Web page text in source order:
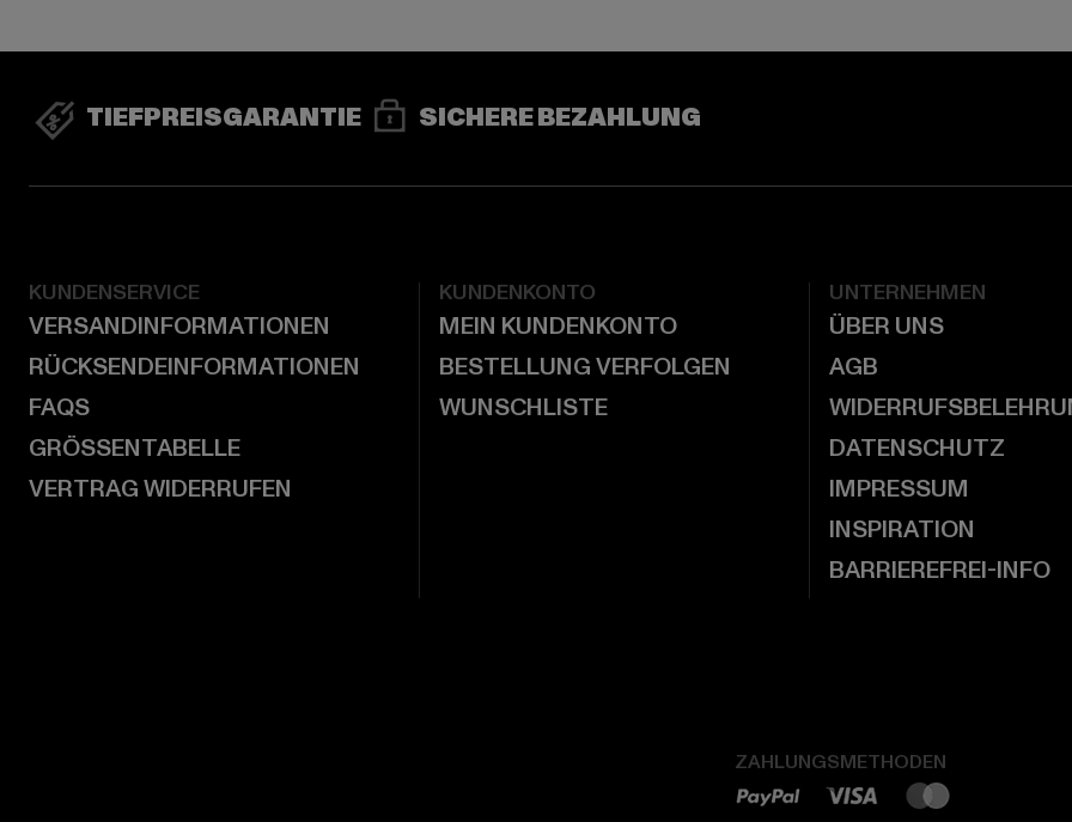
TIEFPREISGARANTIE SICHERE BEZAHLUNG
KUNDENSERVICE
VERSANDINFORMATIONEN
RÜCKSENDEINFORMATIONEN
FAQS
GRÖSSENTABELLE
VERTRAG WIDERRUFEN
KUNDENKONTO
MEIN KUNDENKONTO
BESTELLUNG VERFOLGEN
WUNSCHLISTE
UNTERNEHMEN
ÜBER UNS
AGB
DATENSCHUTZ
IMPRESSUM
INSPIRATION
BARRIEREFREI-INFO
ZAHLUNGSMETHODEN